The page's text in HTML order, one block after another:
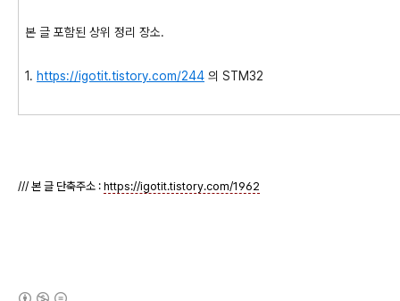
본 글 포함된 상위 정리 장소.
1. https://igotit.tistory.com/244 의 STM32
/// 본 글 단축주소 : https://igotit.tistory.com/1962